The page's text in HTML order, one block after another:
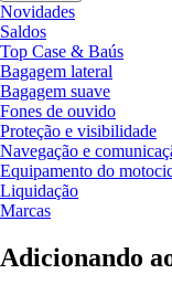
Novidades
Saldos
Top Case & Baús
Bagagem lateral
Bagagem suave
Fones de ouvido
Proteção e visibilidade
Navegação e
Equipamento do
Liquidação
Marcas
Adicionando